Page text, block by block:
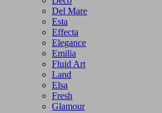
Del Mare
Esta
Effecta
Elegance
Emilia
Fluid Art
Land
Elsa
Fresh
Glamour